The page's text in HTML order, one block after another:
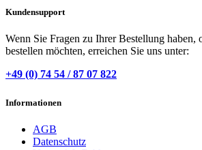
Kundensupport
Wenn Sie Fragen zu Ihrer Bestellung haben,
bestellen möchten, erreichen Sie uns unter:
+49 (0) 74 54 / 87 07 822
Informationen
AGB
Datenschutz